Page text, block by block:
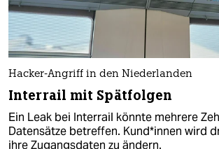
Hacker-Angriff in den Niederlanden
Interrail mit Spätfolgen
Ein Leak bei Interrail könnte mehrere
Datensätze betreffen. Kun­d*in­nen wird
ihre Zugangsdaten zu ändern.